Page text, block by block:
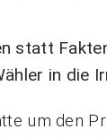
statt
in die
um den